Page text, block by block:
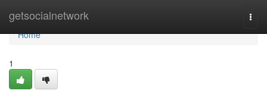
getsocialnetwork
Home
Home
1